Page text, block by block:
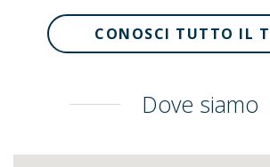
CONOSCI TUTTO IL
Dove siamo